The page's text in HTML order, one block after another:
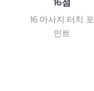
16 마사지 터치 포
인트